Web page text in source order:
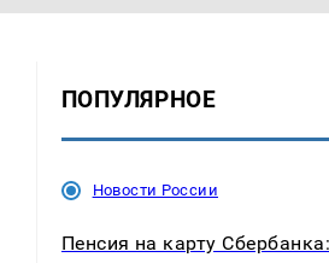
ПОПУЛЯРНОЕ
Новости России
Пенсия на карту